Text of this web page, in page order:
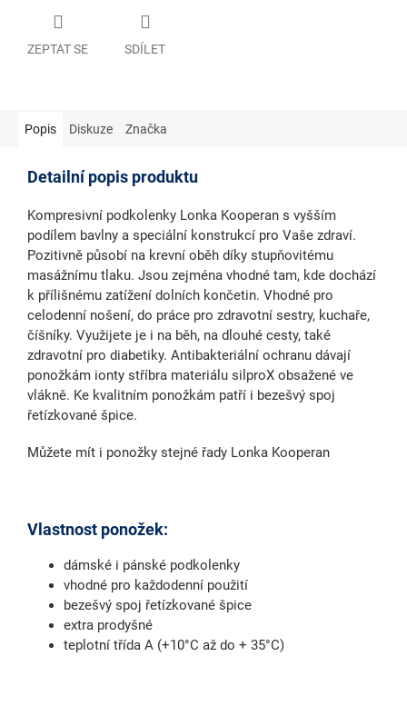
ZEPTAT SE SDÍLET
Popis Diskuze Značka
Detailní popis produktu
Kompresivní podkolenky Lonka Kooperan s vyšším
podílem bavlny a speciální konstrukcí pro Vaše zdraví.
Pozitivně působí na krevní oběh díky stupňovitému
masážnímu tlaku. Jsou zejména vhodné tam, kde dochází
k přílišnému zatížení dolních končetin. Vhodné pro
celodenní nošení, do práce pro zdravotní sestry, kuchaře,
číšníky. Využijete je i na běh, na dlouhé cesty, také
zdravotní pro diabetiky. Antibakteriální ochranu dávají
ponožkám ionty stříbra materiálu silproX obsažené ve
vlákně. Ke kvalitním ponožkám patří i bezešvý spoj
řetízkované špice.
Můžete mít i ponožky stejné řady Lonka Kooperan
Vlastnost ponožek:
dámské i pánské podkolenky
vhodné pro každodenní použití
bezešvý spoj řetízkované špice
extra prodyšné
teplotní třída A (+10°C až do + 35°C)